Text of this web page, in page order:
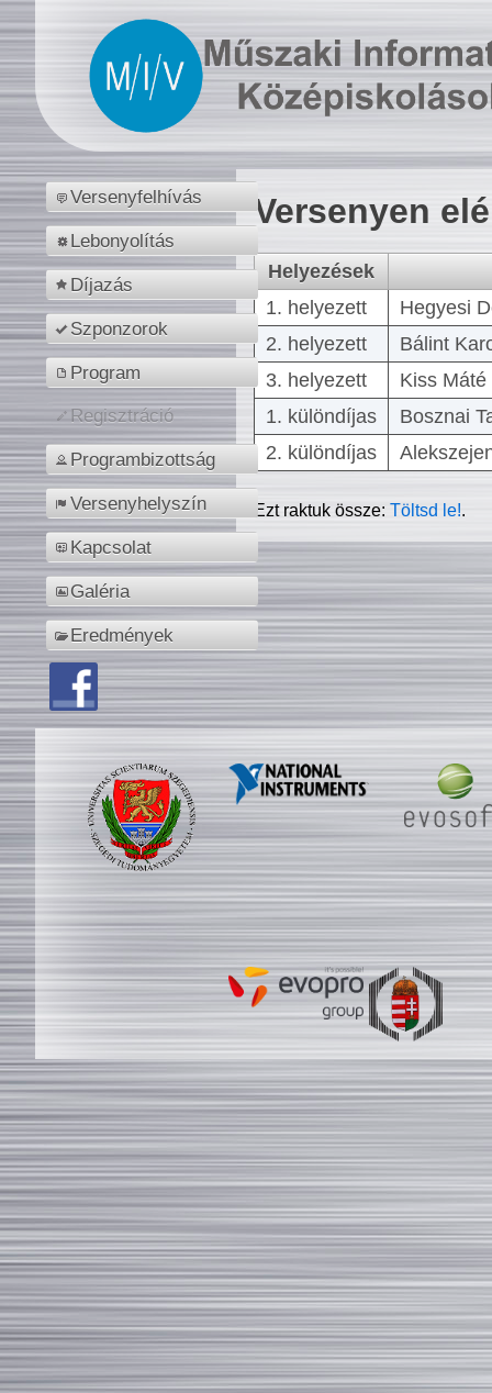
Versenyfelhívás
Lebonyolítás
Díjazás
Szponzorok
Program
Regisztráció
Programbizottság
Versenyhelyszín
Kapcsolat
Galéria
Eredmények
Versenyen
Helyezések
1. helyezett
Hegyesi
2. helyezett
Bálint
3. helyezett
Kiss
1. különdíjas
Bosznai
2. különdíjas
Ezt raktuk össze:Töltsd le!.